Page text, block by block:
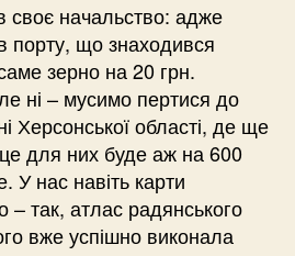
своє начальство: адже
порту, що знаходився
зерно на 20 грн.
ні – мусимо пертися до
Херсонської області, де ще
для них буде аж на 600
У нас навіть карти
– так, атлас радянського
вже успішно виконала